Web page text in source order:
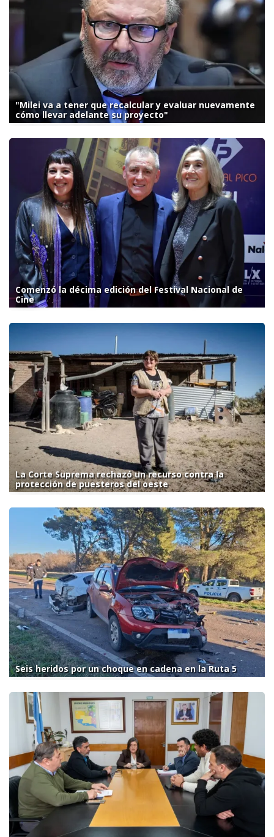
"Milei va a tener que recalcular y evaluar nuevamente
cómo llevar adelante su proyecto"
Comenzó la décima edición del Festival Nacional de
Cine
La Corte Suprema rechazó un recurso contra la
protección de puesteros del oeste
Seis heridos por un choque en cadena en la Ruta 5